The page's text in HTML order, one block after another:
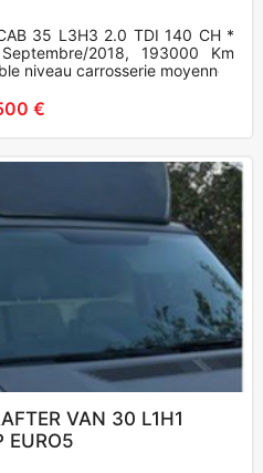
35 L3H3 2.0 TDI 140 CH *
2018, 193000 Km
niveau carrosserie moyenne.
€
VAN 30 L1H1
EURO5